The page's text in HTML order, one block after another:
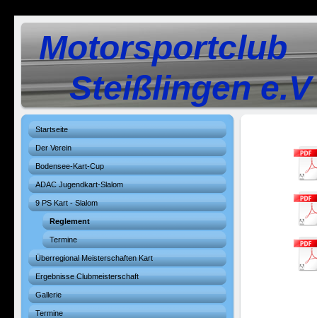
Motorsportclub
Steißlingen e.V
Startseite
Der Verein
Bodensee-Kart-Cup
ADAC Jugendkart-Slalom
9 PS Kart - Slalom
Reglement
Termine
Überregional Meisterschaften Kart
Ergebnisse Clubmeisterschaft
Gallerie
Termine